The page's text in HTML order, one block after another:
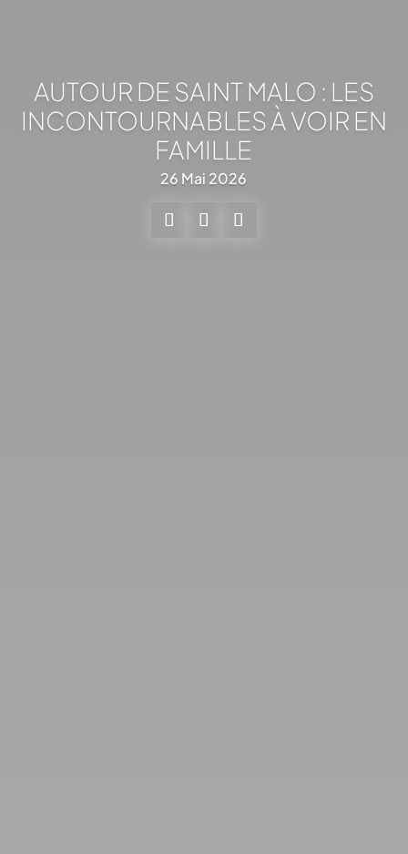
AUTOUR DE SAINT MALO : LES
INCONTOURNABLES À VOIR EN
FAMILLE
26 Mai 2026